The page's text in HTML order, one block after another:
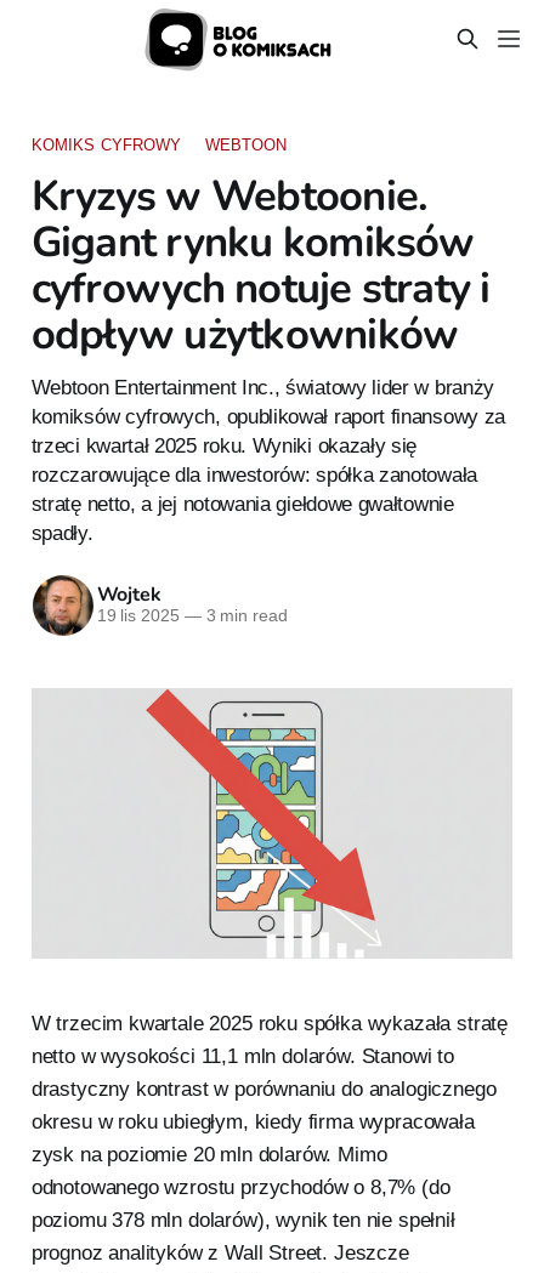
KOMIKS CYFROWY WEBTOON
Kryzys w Webtoonie.
Gigant rynku komiksów
cyfrowych notuje straty i
odpływ użytkowników
Webtoon Entertainment Inc., światowy lider w branży
komiksów cyfrowych, opublikował raport finansowy za
trzeci kwartał 2025 roku. Wyniki okazały się
rozczarowujące dla inwestorów: spółka zanotowała
stratę netto, a jej notowania giełdowe gwałtownie
spadły.
Wojtek
19 lis 2025 —3 min read
W trzecim kwartale 2025 roku spółka wykazała stratę
netto w wysokości 11,1 mln dolarów. Stanowi to
drastyczny kontrast w porównaniu do analogicznego
okresu w roku ubiegłym, kiedy firma wypracowała
zysk na poziomie 20 mln dolarów. Mimo
odnotowanego wzrostu przychodów o 8,7% (do
poziomu 378 mln dolarów), wynik ten nie spełnił
prognoz analityków z Wall Street. Jeszcze